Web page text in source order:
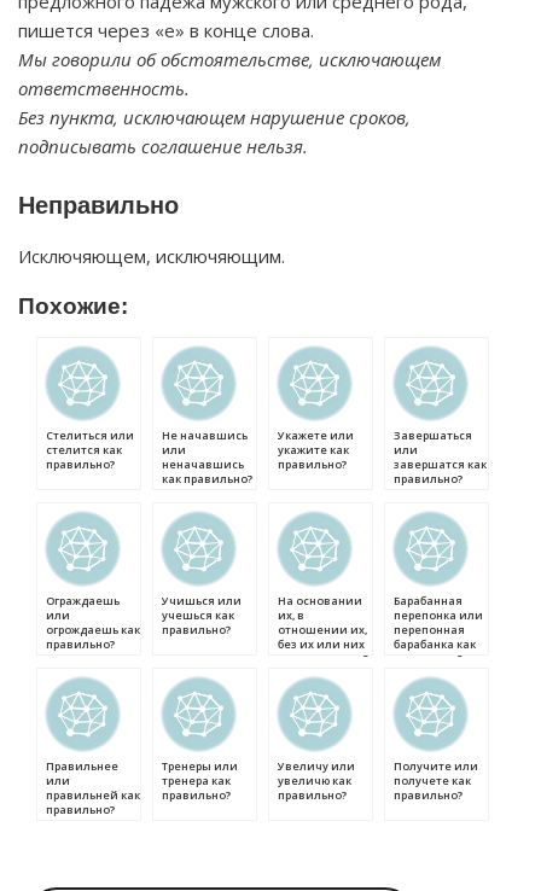
пишется через «е» в конце слова.
Мы говорили об обстоятельстве, исключающем
ответственность.
Без пункта, исключающем нарушение сроков,
подписывать соглашение нельзя.
Неправильно
Исключяющем, исключяющим.
Похожие:
Стелиться или
стелится как
правильно?
Не начавшись
или
неначавшись
как правильно?
Укажете или
укажите как
правильно?
Завершаться
или
завершатся как
правильно?
Ограждаешь
или
огрождаешь как
правильно?
Учишься или
учешься как
правильно?
На основании
их, в
отношении их,
без их или них
как правильно?
Барабанная
перепонка или
перепонная
барабанка как
правильно?
Правильнее
или
правильней как
правильно?
Тренеры или
тренера как
правильно?
Увеличу или
увеличю как
правильно?
Получите или
получете как
правильно?